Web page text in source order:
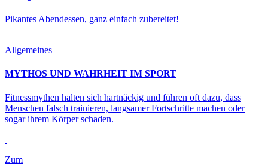
Pikantes Abendessen, ganz einfach zubereitet!
Allgemeines
MYTHOS UND WAHRHEIT IM SPORT
Fitnessmythen halten sich hartnäckig und führen oft dazu, dass
Menschen falsch trainieren, langsamer Fortschritte machen oder
sogar ihrem Körper schaden.
Zum